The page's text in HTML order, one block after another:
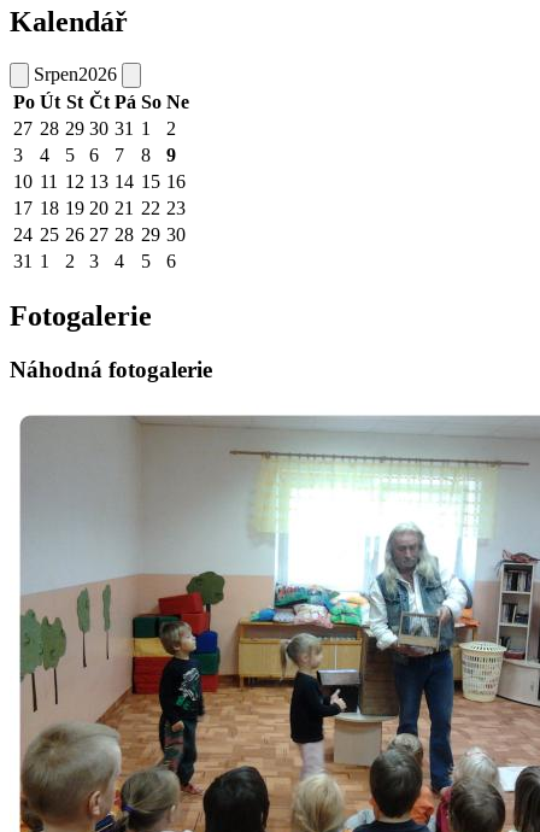
Kalendář
Srpen2026
Po Út St Čt Pá So Ne
27 28 29 30 31 1
2
3
4 5 6 7 8
9
10 11 12 13 14 15 16
17 18 19 20 21 22 23
24 25 26 27 28 29 30
31 1 2 3 4 5 6
Fotogalerie
Náhodná fotogalerie